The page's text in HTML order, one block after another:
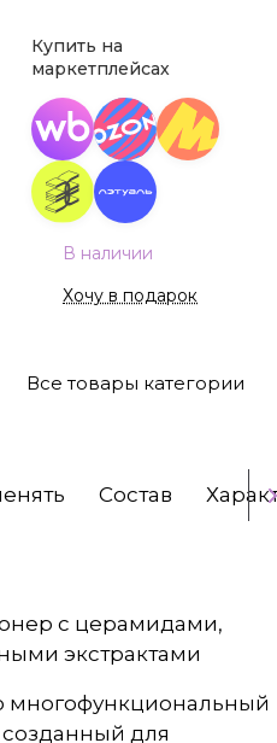
Купить на
маркетплейсах
В наличии
Хочу в подарок
Все товары категории
Состав
с церамидами,
экстрактами
многофункциональный
для